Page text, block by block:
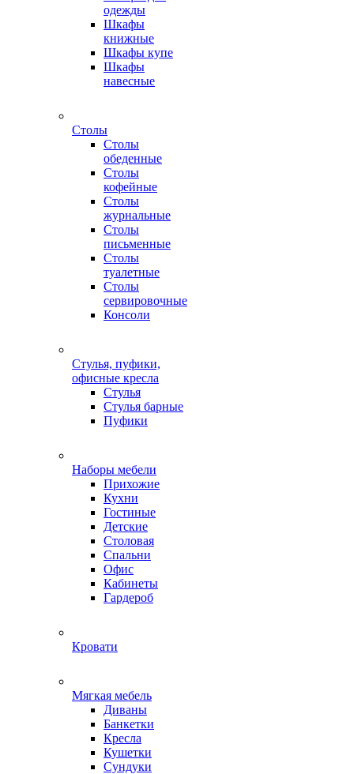
одежды
Шкафы
книжные
Шкафы купе
Шкафы
навесные
Столы
Столы
обеденные
Столы
кофейные
Столы
журнальные
Столы
письменные
Столы
туалетные
Столы
сервировочные
Консоли
Стулья, пуфики,
офисные кресла
Стулья
Стулья барные
Пуфики
Наборы мебели
Прихожие
Кухни
Гостиные
Детские
Столовая
Спальни
Офис
Кабинеты
Гардероб
Кровати
Мягкая мебель
Диваны
Банкетки
Кресла
Кушетки
Сундуки